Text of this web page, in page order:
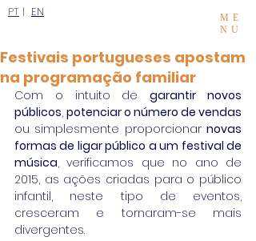
PT | EN
ME
NU
Festivais portugueses apostam
na programação familiar
Com o intuito de garantir novos
públicos, potenciar o número de vendas
ou simplesmente proporcionar novas
formas de ligar público a um festival de
música, verificamos que no ano de
2015, as ações criadas para o público
infantil, neste tipo de eventos,
cresceram e tornaram-se mais
divergentes.